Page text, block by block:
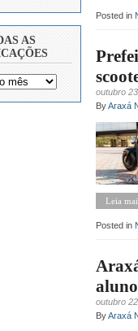
AS
Posted in
outubro
ByAraxá
Leia
Posted in
outubro
ByAraxá